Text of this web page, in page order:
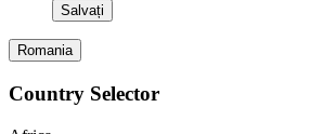
Salvați
Romania
Country Selector